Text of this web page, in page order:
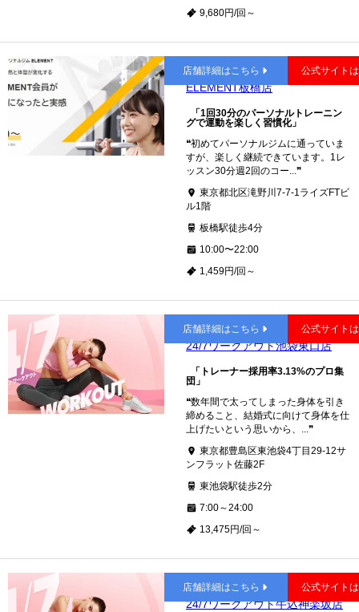
9,680円/回～
板橋
ELEMENT板橋店
「1回30分のパーソナルトレーニン
グで運動を楽しく習慣化」
❝初めてパーソナルジムに通っていま
すが、楽しく継続できています。1レ
ッスン30分週2回のコー...❞
東京都北区滝野川7-7-1ライズFTビ
ル1階
板橋駅徒歩4分
10:00〜22:00
1,459円/回～
店舗詳細はこちら 公式サイト
池袋
24/7ワークアウト池袋東口店
「トレーナー採用率3.13%のプロ集
団」
❝数年間で太ってしまった身体を引き
締めること、結婚式に向けて身体を仕
上げたいという思いから、...❞
東京都豊島区東池袋4丁目29-12サ
ンフラット佐藤2F
東池袋駅徒歩2分
7:00～24:00
13,475円/回～
店舗詳細はこちら 公式サイト
神楽坂
24/7ワークアウト牛込神楽坂店
店舗詳細はこちら 公式サイト